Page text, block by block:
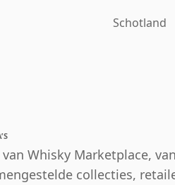
Schotland
Whisky Marketplace,
collecties,